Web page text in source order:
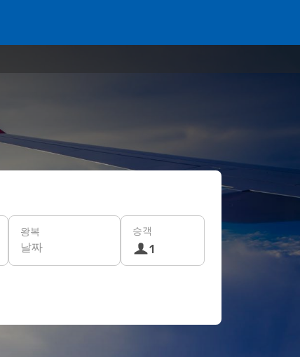
왕복
날짜
승객
1